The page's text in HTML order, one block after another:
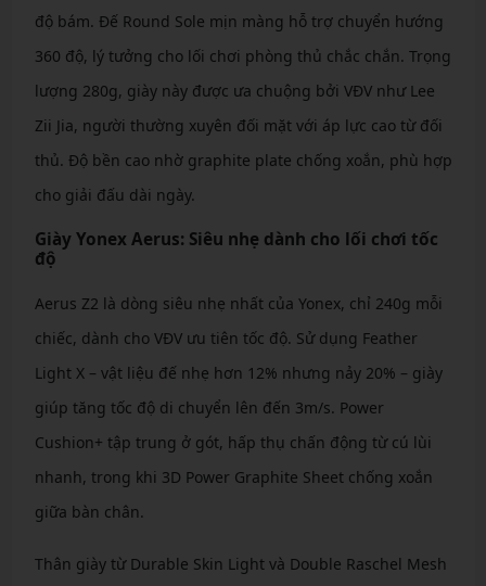
độ bám. Đế Round Sole mịn màng hỗ trợ chuyển hướng
360 độ, lý tưởng cho lối chơi phòng thủ chắc chắn. Trọng
lượng 280g, giày này được ưa chuộng bởi VĐV như Lee
Zii Jia, người thường xuyên đối mặt với áp lực cao từ đối
thủ. Độ bền cao nhờ graphite plate chống xoắn, phù hợp
cho giải đấu dài ngày.
Giày Yonex Aerus: Siêu nhẹ dành cho lối chơi tốc
độ
Aerus Z2 là dòng siêu nhẹ nhất của Yonex, chỉ 240g mỗi
chiếc, dành cho VĐV ưu tiên tốc độ. Sử dụng Feather
Light X – vật liệu đế nhẹ hơn 12% nhưng nảy 20% – giày
giúp tăng tốc độ di chuyển lên đến 3m/s. Power
Cushion+ tập trung ở gót, hấp thụ chấn động từ cú lùi
nhanh, trong khi 3D Power Graphite Sheet chống xoắn
giữa bàn chân.
Thân giày từ Durable Skin Light và Double Raschel Mesh